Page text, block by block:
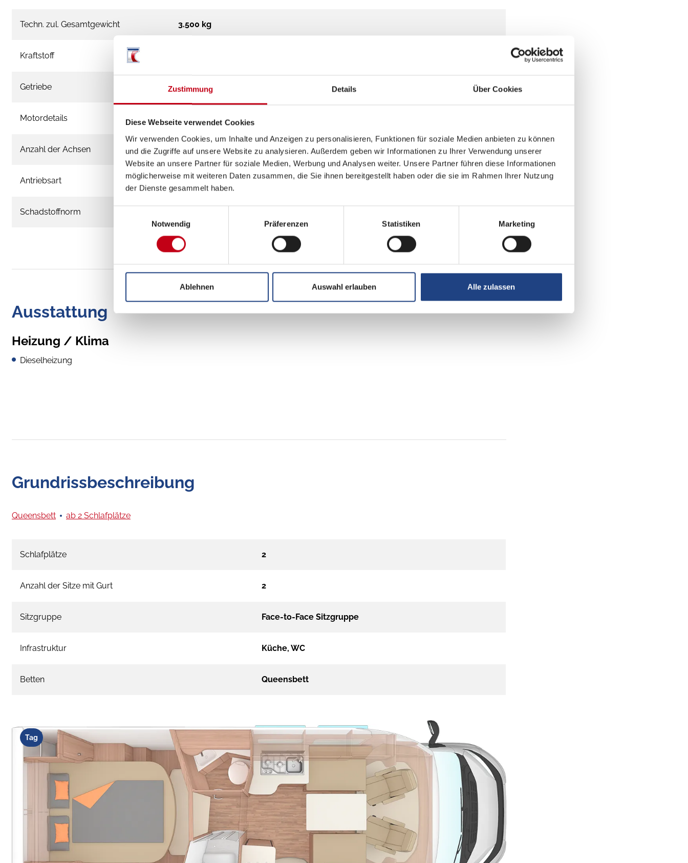
Zustimmung Details Über Cookies
Diese Webseite verwendet Cookies
Wir verwenden Cookies, um Inhalte und Anzeigen zu personalisieren, Funktionen für soziale Medien anbieten zu können
und die Zugriffe auf unsere Website zu analysieren. Außerdem geben wir Informationen zu Ihrer Verwendung unserer
Website an unsere Partner für soziale Medien, Werbung und Analysen weiter. Unsere Partner führen diese Informationen
möglicherweise mit weiteren Daten zusammen, die Sie ihnen bereitgestellt haben oder die sie im Rahmen Ihrer Nutzung
der Dienste gesammelt haben.
Notwendig
Präferenzen Statistiken Marketing
Ablehnen Auswahl erlauben Alle zulassen
Techn. zul. Gesamtgewicht 3.500 kg
Kraftstoff
Getriebe Automatik
Motordetails FIAT Ducato 3.500 kg*** (103 kW / 140 PS) 2.2 l 140 Multijet
Anzahl der Achsen 2
Antriebsart Frontantrieb
Schadstoffnorm
Ausstattung
Heizung / Klima
Dieselheizung
Grundrissbeschreibung
Queensbett ab 2 Schlafplätze
Schlafplätze 2
Anzahl der Sitze mit Gurt 2
Sitzgruppe Face-to-Face Sitzgruppe
Infrastruktur Küche, WC
Betten Queensbett
Tag